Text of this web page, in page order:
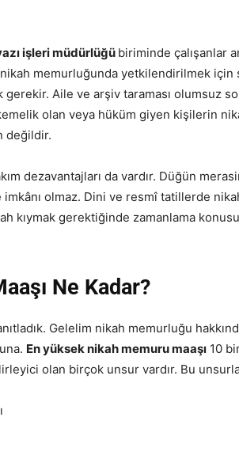
işleri müdürlüğü biriminde çalışanlar
nikah memurluğunda yetkilendirilmek
gerekir. Aile ve arşiv taraması olumsuz
olan veya hüküm giyen kişilerin
değildir.
dezavantajları da vardır. Düğün
imkânı olmaz. Dini ve resmî tatillerde
kıymak gerektiğinde zamanlama
Ne Kadar?
Gelelim nikah memurluğu
En yüksek nikah memuru maaşı 10
olan birçok unsur vardır. Bu